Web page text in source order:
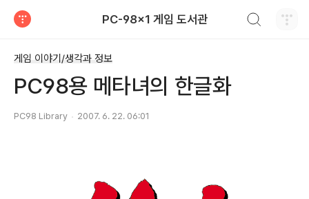
PC-98x1 게임 도서관
게임 이야기/생각과 정보
PC98용 메타녀의 한글화
PC98 Library 2007. 6. 22. 06:01